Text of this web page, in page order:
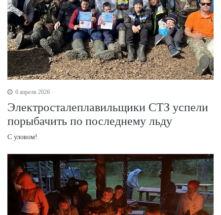
6 апреля 2026
Электросталеплавильщики СТЗ успели
порыбачить по последнему льду
С уловом!